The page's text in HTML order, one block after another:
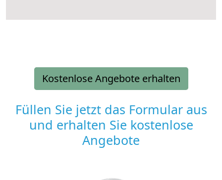
Kostenlose Angebote erhalten
Füllen Sie jetzt das Formular aus
und erhalten Sie kostenlose
Angebote